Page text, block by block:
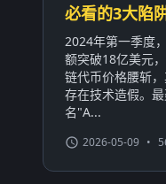
必看的3大陷
2024年第一季度
额突破18亿美元
链代币价格腰斩
存在技术造假。
名"A...
2026-05-09 •